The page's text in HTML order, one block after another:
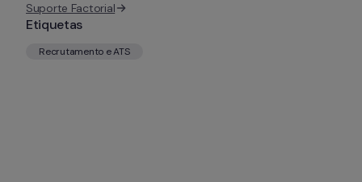
Suporte Factorial
Etiquetas
Recrutamento e ATS